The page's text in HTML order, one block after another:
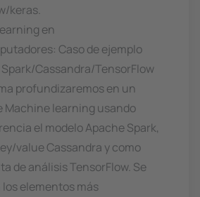
keras.
en
Caso de ejemplo
Cassandra/TensorFlow
profundizaremos en un
Machine learning usando
el modelo Apache Spark,
value Cassandra y como
de análisis TensorFlow. Se
elementos más